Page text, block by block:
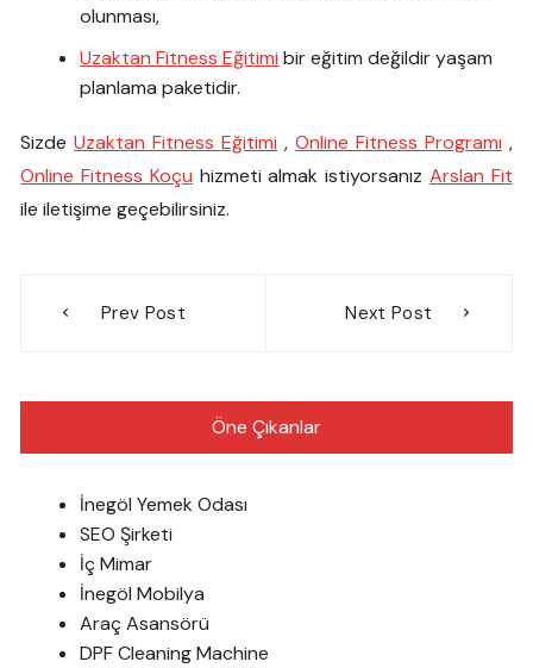
olunması,
Uzaktan Fitness Eğitimi bir eğitim değildir yaşam
planlama paketidir.
SizdeUzaktan Fitness Eğitimi , Online Fitness Programı ,
Online Fitness Koçu hizmeti almak istiyorsanız Arslan Fit
ile iletişime geçebilirsiniz.
gezinmesi
Prev Post Next Post
Öne Çıkanlar
İnegöl Yemek Odası
SEO Şirketi
İç Mimar
İnegöl Mobilya
Araç Asansörü
DPF Cleaning Machine